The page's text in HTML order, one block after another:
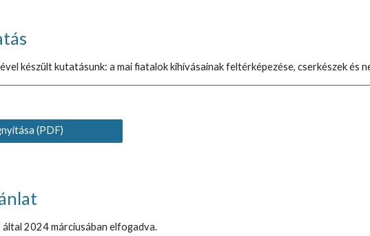
készült kutatásunk: a mai fiatalok kihívásainak feltérképezése, cserkészek és
(PDF)
által 2024 márciusában elfogadva.